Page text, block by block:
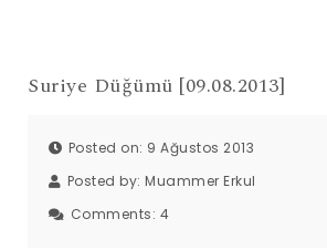
Suriye Düğümü [09.08.2013]
Posted on: 9 Ağustos 2013
Posted by: Muammer Erkul
Comments: 4